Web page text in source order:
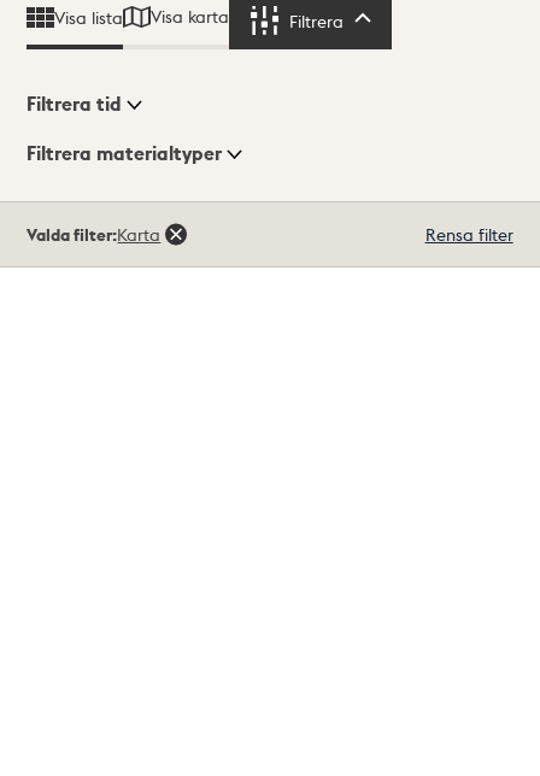
Visa lista Visa karta Filtrera
Visningsläge
Filtrera tid
Filtrera materialtyper
träffar
Valda filter:Karta Rensa filter